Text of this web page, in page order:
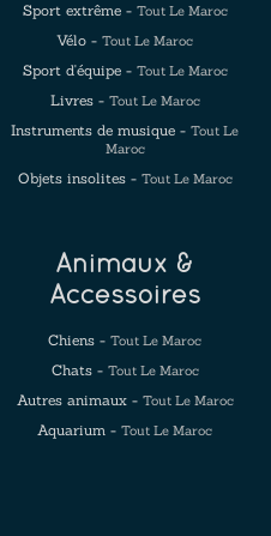
Sport extrême - Tout Le Maroc
Vélo - Tout Le Maroc
Sport d'équipe - Tout Le Maroc
Livres - Tout Le Maroc
Instruments de musique - Tout Le
Maroc
Objets insolites - Tout Le Maroc
Animaux &
Accessoires
Chiens - Tout Le Maroc
Chats - Tout Le Maroc
Autres animaux - Tout Le Maroc
Aquarium - Tout Le Maroc